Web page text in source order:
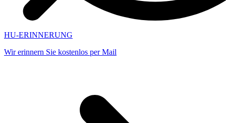
HU-ERINNERUNG
Wir erinnern Sie kostenlos per Mail